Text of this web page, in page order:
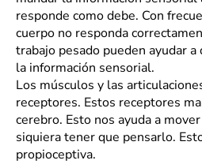
responde como debe. Con
cuerpo no responda
trabajo pesado pueden ayudar
la información sensorial.
Los músculos y las
receptores. Estos receptores
cerebro. Esto nos ayuda a
siquiera tener que pensarlo.
propioceptiva.